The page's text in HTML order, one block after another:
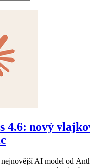
4.6: nový
nejnovější AI model od